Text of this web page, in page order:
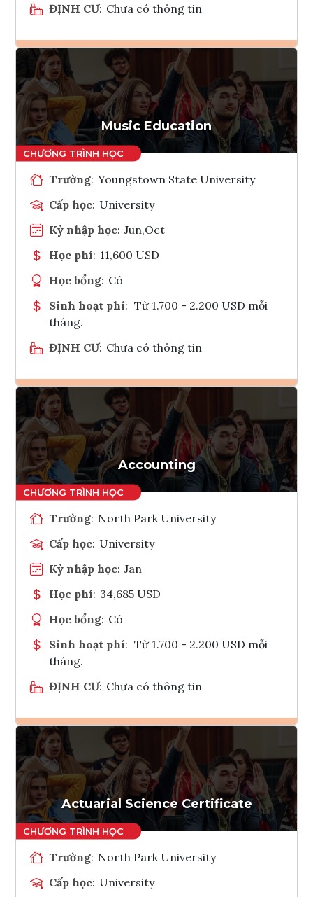
ĐỊNH CƯ: Chưa có thông tin
Ghi danh
Tham vấn Interlink
Music Education
Trường: Youngstown State University
Cấp học: University
Kỳ nhập học: Jun,Oct
Học phí: 11,600 USD
Học bổng: Có
Sinh hoạt phí: Từ 1.700 - 2.200 USD mỗi
tháng.
ĐỊNH CƯ: Chưa có thông tin
Ghi danh
Tham vấn Interlink
Accounting
Trường: North Park University
Cấp học: University
Kỳ nhập học: Jan
Học phí: 34,685 USD
Học bổng: Có
Sinh hoạt phí: Từ 1.700 - 2.200 USD mỗi
tháng.
ĐỊNH CƯ: Chưa có thông tin
Ghi danh
Tham vấn Interlink
Actuarial Science Certificate
Trường: North Park University
Cấp học: University